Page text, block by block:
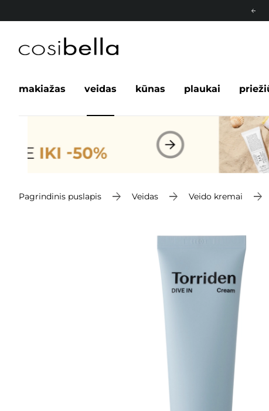
makiažas veidas kūnas plaukai
Pagrindinis puslapis Veidas Veido kremai